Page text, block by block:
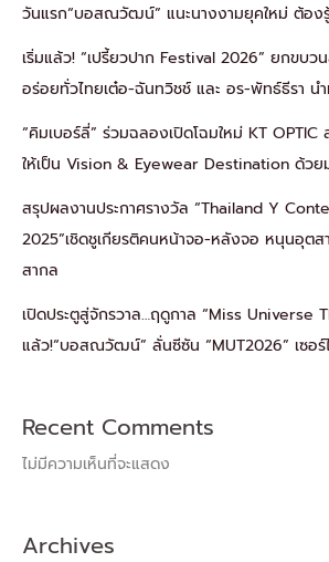
วันแรก“บอสณวัฒน์” แนะนางงามยุคใหม่ ต้อง
เริ่มแล้ว! “เปรี้ยวปาก Festival 2026” ยกขบ
อร่อยทั่วไทยเต๋อ-ฉันทวิชช์ และ อร-พัทธ์ธีรา น
“คิมเบอร์ลี่” ร่วมฉลองเปิดโฉมใหม่ KT
ให้เป็น Vision & Eyewear Destination ด้วย
สรุปผลงานประกาศรางวัล “Thailand Y
2025”เชิดชูเกียรติคนหน้าจอ-หลังจอ หนุนอุตส
สากล
เปิดประตูสู่จักรวาล…ฤดูกาล “Miss Universe
แล้ว!“บอสณวัฒน์” ลั่นซีซัน “MUT2026” เซอร์
Recent Comments
ไม่มีความเห็นที่จะแสดง
Archives